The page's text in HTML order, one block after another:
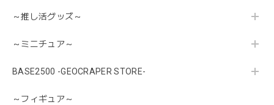
～推し活グッズ～
～ミニチュア～
BASE2500 -GEOCRAPER STORE-
～フィギュア～